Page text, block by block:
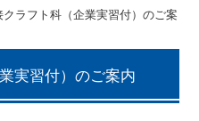
クラフト科（企業実習付）のご案
実習付）のご案内